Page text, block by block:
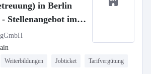
in Berlin
Stellenangebot im
Weiterbildungen Jobticket Tarifvergütung